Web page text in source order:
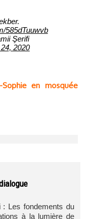
585dTuuwvb
Şerifi
2020
en mosquée
: Les fondements du
à la lumière de